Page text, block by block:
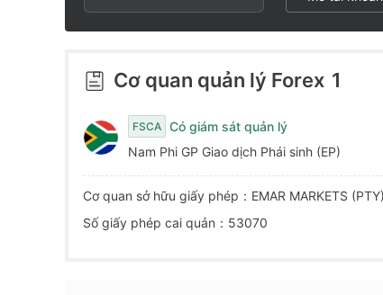
4
5
6
7
8
7
8
9
8
9
Cơ quan quản lý Forex 1
FSCA Có giám sát quản lý
Nam Phi GP Giao dịch Phái sinh (EP)
Số giấy phép cai quản：53070